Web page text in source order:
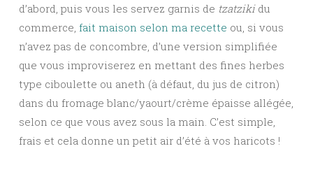
d’abord, puis vous les servez garnis de tzatziki du
commerce, fait maison selon ma recette ou, si vous
n’avez pas de concombre, d’une version simplifiée
que vous improviserez en mettant des fines herbes
type ciboulette ou aneth (à défaut, du jus de citron)
dans du fromage blanc/yaourt/crème épaisse allégée,
selon ce que vous avez sous la main. C’est simple,
frais et cela donne un petit air d’été à vos haricots !